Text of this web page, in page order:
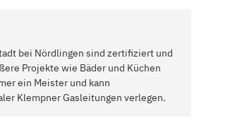
bei Nördlingen sind zertifiziert und
Projekte wie Bäder und Küchen
ein Meister und kann
Klempner Gasleitungen verlegen.